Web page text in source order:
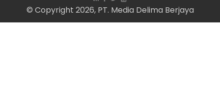
© Copyright 2026, PT. Media Delima Berjaya